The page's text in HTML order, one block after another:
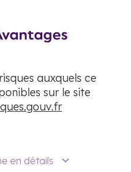
auxquels ce
sur le site
en détails